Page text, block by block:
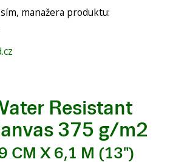
manažera produktu:
Resistant
375 g/m2
CM X 6,1 M (13")